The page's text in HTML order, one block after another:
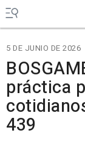
5 DE JUNIO DE 2026
práctica
439